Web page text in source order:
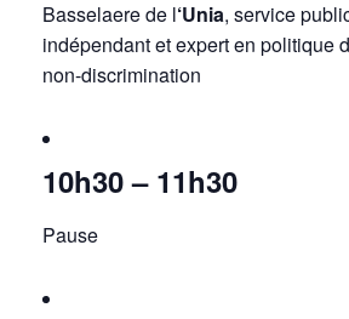
Basselaere de l‘Unia, service
indépendant et expert en politique
non-discrimination
10h30 – 11h30
Pause